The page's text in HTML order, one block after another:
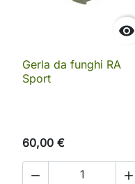

Gerla da funghi RA
Sport
60,00 €
 